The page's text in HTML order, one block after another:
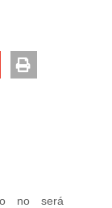
no será